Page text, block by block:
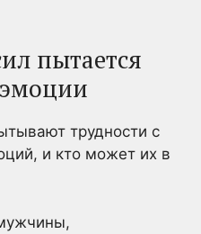
пытается
трудности с
и кто может их в